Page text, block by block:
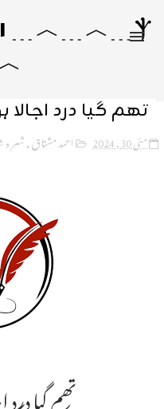
تھم گیا درد اجالا
مئی 30, 2024 احمد مشتاق,شعر
تھم گیا درد